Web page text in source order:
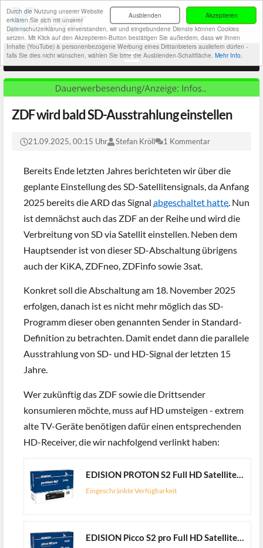
Akzeptieren
Ausblenden
Durch die Nutzung unserer Website
erklären Sie sich mit unserer
Datenschutzerklärung einverstanden, wir und eingebundene Dienste können Cookies
setzen. Mit Klick auf den Akzeptieren-Button bestätigen Sie außerdem, dass wir Ihnen
Inhalte (YouTube) & personenbezogene Werbung eines Drittanbieters ausliefern dürfen -
falls Sie dies nicht wünschen, wählen Sie bitte die Ausblenden-Schaltfläche. Mehr Info.
ZDF wird bald SD-Ausstrahlung einstellen
21.09.2025, 00:15 Uhr Stefan Kröll 1 Kommentar
Bereits Ende letzten Jahres berichteten wir über die
geplante Einstellung des SD-Satellitensignals, da Anfang
2025 bereits die ARD das Signal abgeschaltet hatte. Nun
ist demnächst auch das ZDF an der Reihe und wird die
Verbreitung von SD via Satellit einstellen. Neben dem
Hauptsender ist von dieser SD-Abschaltung übrigens
auch der KiKA, ZDFneo, ZDFinfo sowie 3sat.
Konkret soll die Abschaltung am 18. November 2025
erfolgen, danach ist es nicht mehr möglich das SD-
Programm dieser oben genannten Sender in Standard-
Definition zu betrachten. Damit endet dann die parallele
Ausstrahlung von SD- und HD-Signal der letzten 15
Jahre.
Wer zukünftig das ZDF sowie die Drittsender
konsumieren möchte, muss auf HD umsteigen - extrem
alte TV-Geräte benötigen dafür einen entsprechenden
HD-Receiver, die wir nachfolgend verlinkt haben:
EDISION PROTON S2 Full HD Satelliten Receiver FTA, (DVB-S2 | ARD & ZDF SD Abschaltung tauglich) Unicable tauglich, 2in1 Fernbedienung, HDTV, HDMI, SCART, S/PDIF, Vorinstallierte deutsche Programmliste
Eingeschränkte Verfügbarkeit
EDISION Picco S2 pro Full HD Satelliten Receiver FTA, (DVB-S2 | ARD & ZDF SD Abschaltung tauglich) Unicable tauglich, 2in1 RCU, WiFi, HDTV, HDMI, S/PDIF, IR, Vorinstallierte deutsche Programmliste